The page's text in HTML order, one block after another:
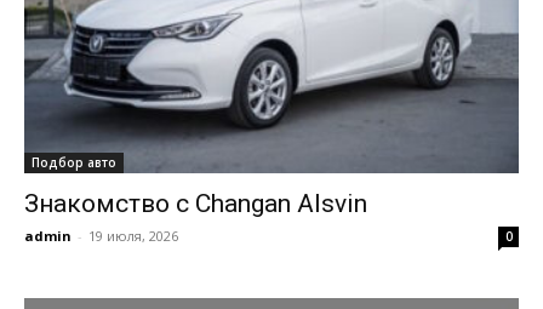
Подбор авто
Знакомство с Changan Alsvin
admin - 19 июля, 2026 0